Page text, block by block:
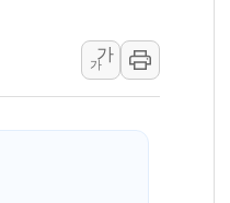
"영업이익 N% 성과급 반대…상
리뷰, 미 주가선물 AI주 차익실
가
가